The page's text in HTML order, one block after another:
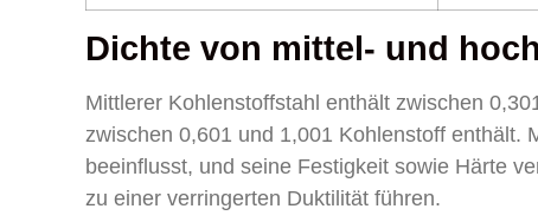
Dichte von mittel- und
Mittlerer Kohlenstoffstahl enthält zwischen
zwischen 0,601 und 1,001 Kohlenstoff enthält.
beeinflusst, und seine Festigkeit sowie Härte
zu einer verringerten Duktilität führen.